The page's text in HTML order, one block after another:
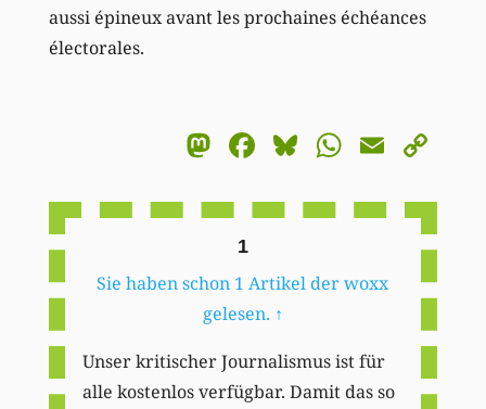
aussi épineux avant les prochaines échéances
électorales.
Mastodon
Facebook
BlueskyEmail
1
Sie haben schon 1 Artikel der woxx
gelesen. ↑
Unser kritischer Journalismus ist für
alle kostenlos verfügbar. Damit das so